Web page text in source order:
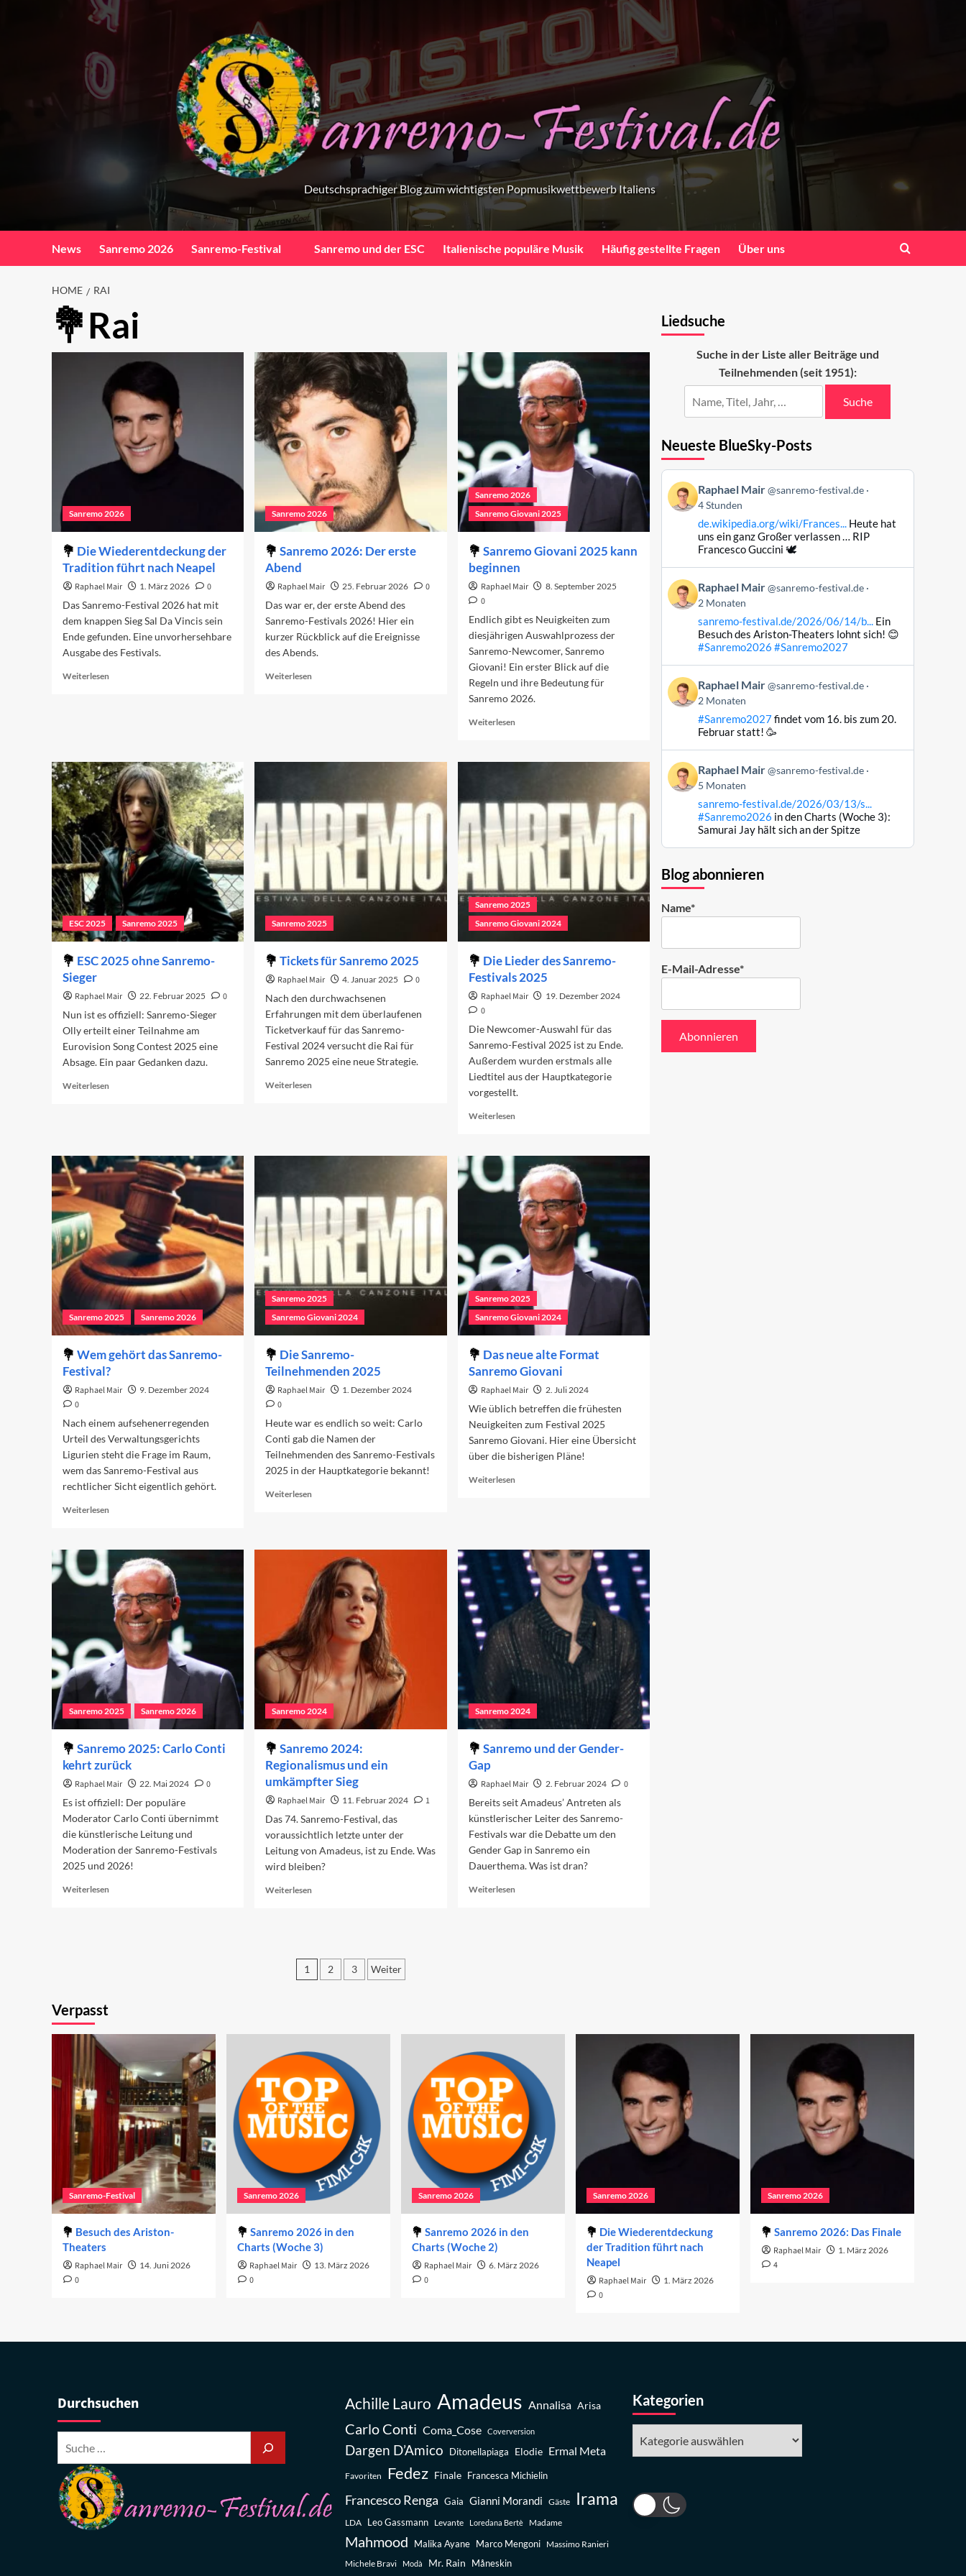
Deutschsprachiger Blog zum wichtigsten Popmusikwettbewerb Italiens
News Sanremo 2026 Sanremo-Festival Sanremo und der ESC Italienische populäre Musik Häufig gestellte Fragen Über uns
HOME RAI
Rai
Sanremo 2026
Die Wiederentdeckung der
Tradition führt nach Neapel
Raphael Mair 1. März 2026
0
Das Sanremo-Festival 2026 hat mit
dem knappen Sieg Sal Da Vincis sein
Ende gefunden. Eine unvorhersehbare
Ausgabe des Festivals.
Weiterlesen
führt
nach
Neapel
Sanremo 2026
Sanremo 2026: Der erste
Abend
Raphael Mair 25. Februar 2026
0
Das war er, der erste Abend des
Sanremo-Festivals 2026! Hier ein
kurzer Rückblick auf die Ereignisse
des Abends.
Weiterlesen
Sanremo 2026
Sanremo Giovani 2025
Sanremo Giovani 2025 kann
beginnen
Raphael Mair 8. September 2025
0
Endlich gibt es Neuigkeiten zum
diesjährigen Auswahlprozess der
Sanremo-Newcomer, Sanremo
Giovani! Ein erster Blick auf die
Regeln und ihre Bedeutung für
Sanremo 2026.
WeiterlesenRead
Sanremo
kann
beginnen
ESC 2025 Sanremo 2025
ESC 2025 ohne Sanremo-
Sieger
Raphael Mair 22. Februar 2025
0
Nun ist es offiziell: Sanremo-Sieger
Olly erteilt einer Teilnahme am
Eurovision Song Contest 2025 eine
Absage. Ein paar Gedanken dazu.
Weiterlesen
Sanremo-
Sieger
Sanremo 2025
Tickets für Sanremo 2025
Raphael Mair 4. Januar 2025
0
Nach den durchwachsenen
Erfahrungen mit dem überlaufenen
Ticketverkauf für das Sanremo-
Festival 2024 versucht die Rai für
Sanremo 2025 eine neue Strategie.
Weiterlesen
Sanremo 2025
Sanremo Giovani 2024
Die Lieder des Sanremo-
Festivals 2025
Raphael Mair 19. Dezember 2024
0
Die Newcomer-Auswahl für das
Sanremo-Festival 2025 ist zu Ende.
Außerdem wurden erstmals alle
Liedtitel aus der Hauptkategorie
vorgestellt.
WeiterlesenRead
Die
Lieder
des
Sanremo-
Festivals
2025
Sanremo 2025 Sanremo 2026
Wem gehört das Sanremo-
Festival?
Raphael Mair 9. Dezember 2024
0
Nach einem aufsehenerregenden
Urteil des Verwaltungsgerichts
Ligurien steht die Frage im Raum,
wem das Sanremo-Festival aus
rechtlicher Sicht eigentlich gehört.
Weiterlesen
Wem
gehört
das
Sanremo-
Festival?
Sanremo 2025
Sanremo Giovani 2024
Die Sanremo-
Teilnehmenden 2025
Raphael Mair 1. Dezember 2024
0
Heute war es endlich so weit: Carlo
Conti gab die Namen der
Teilnehmenden des Sanremo-Festivals
2025 in der Hauptkategorie bekannt!
Weiterlesen
Teilnehmenden
2025
Sanremo 2025
Sanremo Giovani 2024
Das neue alte Format
Sanremo Giovani
Raphael Mair 2. Juli 2024
Wie üblich betreffen die frühesten
Neuigkeiten zum Festival 2025
Sanremo Giovani. Hier eine Übersicht
über die bisherigen Pläne!
WeiterlesenRead
Format
Sanremo
Giovani
Sanremo 2025 Sanremo 2026
Sanremo 2025: Carlo Conti
kehrt zurück
Raphael Mair 22. Mai 2024
0
Es ist offiziell: Der populäre
Moderator Carlo Conti übernimmt
die künstlerische Leitung und
Moderation der Sanremo-Festivals
2025 und 2026!
Weiterlesen
Sanremo 2024
Sanremo 2024:
Regionalismus und ein
umkämpfter Sieg
Raphael Mair 11. Februar 2024
1
Das 74. Sanremo-Festival, das
voraussichtlich letzte unter der
Leitung von Amadeus, ist zu Ende. Was
wird bleiben?
Weiterlesen
Regionalismus
ein
Sanremo 2024
Sanremo und der Gender-
Gap
Raphael Mair 2. Februar 2024
0
Bereits seit Amadeus’ Antreten als
künstlerischer Leiter des Sanremo-
Festivals war die Debatte um den
Gender Gap in Sanremo ein
Dauerthema. Was ist dran?
WeiterlesenRead
Beiträge
1 2 3 Weiter
Liedsuche
Suche in der Liste aller Beiträge und
Teilnehmenden (seit 1951):
Suche
Neueste BlueSky-Posts
Beitrag
von
Raphael
Raphael Mair @sanremo-festival.de
4 Stunden
de.wikipedia.org/wiki/Frances...Heute hat
uns ein ganz Großer verlassen … RIP
Francesco Guccini 🕊️
Beitrag
von
Raphael
Raphael Mair @sanremo-festival.de
2 Monaten
sanremo-festival.de/2026/06/14/b...Ein
Besuch des Ariston-Theaters lohnt sich! 😊
#Sanremo2026 #Sanremo2027
Beitrag
von
Raphael
Bluesky
ansehen
Raphael Mair @sanremo-festival.de
2 Monaten
#Sanremo2027findet vom 16. bis zum 20.
Februar statt! 🥳
Beitrag
von
Raphael
Raphael Mair @sanremo-festival.de
5 Monaten
sanremo-festival.de/2026/03/13/s...
#Sanremo2026 in den Charts (Woche 3):
Samurai Jay hält sich an der Spitze
Blog abonnieren
Name*
E-Mail-Adresse*
Verpasst
Sanremo-Festival
Besuch des Ariston-
Theaters
Raphael Mair 14. Juni 2026
0
Sanremo 2026
Sanremo 2026 in den
Charts (Woche 3)
Raphael Mair 13. März 2026
0
Sanremo 2026
Sanremo 2026 in den
Charts (Woche 2)
Raphael Mair 6. März 2026
0
Sanremo 2026
Die Wiederentdeckung
der Tradition führt nach
Neapel
Raphael Mair 1. März 2026
0
Sanremo 2026
Sanremo 2026: Das Finale
Raphael Mair 1. März 2026
4
Durchsuchen Achille Lauro Amadeus Annalisa Arisa
Carlo Conti Coma_Cose Coverversion
Dargen D’Amico Ditonellapiaga Elodie Ermal Meta
Favoriten Fedez Finale Francesca Michielin
Francesco Renga Gaia Gianni Morandi Gäste Irama
LDA Leo Gassmann Levante Loredana Bertè Madame
Mahmood Malika Ayane Marco Mengoni
Massimo Ranieri
Michele Bravi
Modà Mr. Rain Måneskin
Kategorien